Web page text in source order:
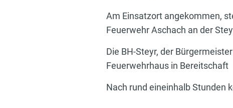
Am Einsatzort angekommen,
Feuerwehr Aschach an der
Die BH-Steyr, der
Feuerwehrhaus in Bereitschaft
Nach rund eineinhalb Stunden